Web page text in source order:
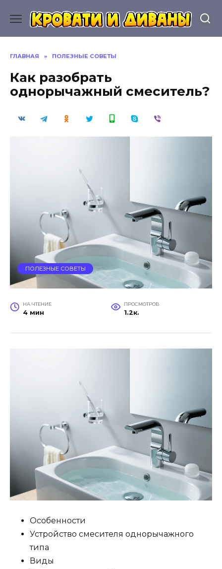
содержанию
ГЛАВНАЯ » ПОЛЕЗНЫЕ СОВЕТЫ
Как разобрать
однорычажный смеситель?
ПОЛЕЗНЫЕ СОВЕТЫ
НА ЧТЕНИЕ
4 мин
ПРОСМОТРОВ
1.2к.
Особенности
Устройство смесителя однорычажного
типа
Виды